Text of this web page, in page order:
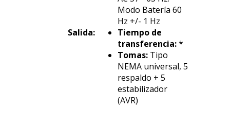
Salida:
Modo Batería 60
Hz +/- 1 Hz
Tiempo de
transferencia:*
Tomas:Tipo
NEMA universal, 5
respaldo + 5
estabilizador
(AVR)